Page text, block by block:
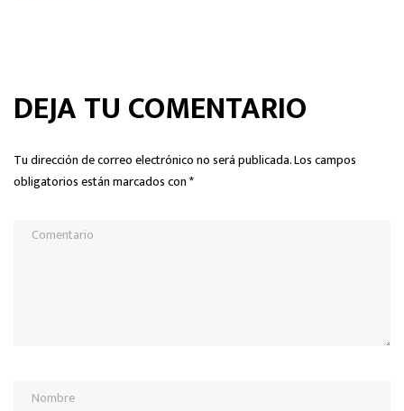
DEJA TU COMENTARIO
Tu dirección de correo electrónico no será publicada.Los campos
obligatorios están marcados con*